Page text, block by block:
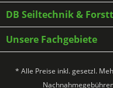
DB Seiltechnik &
Unsere Fachgebiete
* Alle Preise inkl. gesetzl.